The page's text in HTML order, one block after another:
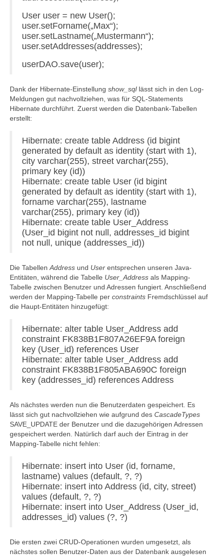
User user = new User();
user.setForname(„Max“);
user.setLastname(„Mustermann“);
user.setAddresses(addresses);
userDAO.save(user);
Dank der Hibernate-Einstellung show_sqllässt sich in den Log-
Meldungen gut nachvollziehen, was für SQL-Statements
Hibernate durchführt. Zuerst werden die Datenbank-Tabellen
erstellt:
Hibernate: create table Address (id bigint
generated by default as identity (start with 1),
city varchar(255), street varchar(255),
primary key (id))
Hibernate: create table User (id bigint
generated by default as identity (start with 1),
forname varchar(255), lastname
varchar(255), primary key (id))
Hibernate: create table User_Address
(User_id bigint not null, addresses_id bigint
not null, unique (addresses_id))
Die Tabellen Address und User entsprechen unseren Java-
Entitäten, während die Tabelle User_Address als Mapping-
Tabelle zwischen Benutzer und Adressen fungiert. Anschließend
werden der Mapping-Tabelle per constraints Fremdschlüssel auf
die Haupt-Entitäten hinzugefügt:
Hibernate: alter table User_Address add
constraint FK838B1F807A26EF9A foreign
key (User_id) references User
Hibernate: alter table User_Address add
constraint FK838B1F805ABA690C foreign
key (addresses_id) references Address
Als nächstes werden nun die Benutzerdaten gespeichert. Es
lässt sich gut nachvollziehen wie aufgrund des CascadeTypes
SAVE_UPDATE der Benutzer und die dazugehörigen Adressen
gespeichert werden. Natürlich darf auch der Eintrag in der
Mapping-Tabelle nicht fehlen:
Hibernate: insert into User (id, forname,
lastname) values (default, ?, ?)
Hibernate: insert into Address (id, city, street)
values (default, ?, ?)
Hibernate: insert into User_Address (User_id,
addresses_id) values (?, ?)
Die ersten zwei CRUD-Operationen wurden umgesetzt, als
nächstes sollen Benutzer-Daten aus der Datenbank ausgelesen